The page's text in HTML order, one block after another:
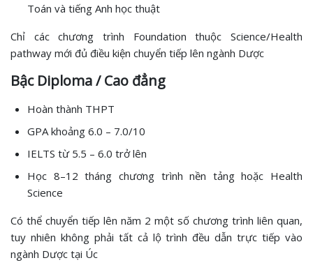
Toán và tiếng Anh học thuật
Chỉ các chương trình Foundation thuộc Science/Health
pathway mới đủ điều kiện chuyển tiếp lên ngành Dược
Bậc Diploma / Cao đẳng
Hoàn thành THPT
GPA khoảng 6.0 – 7.0/10
IELTS từ 5.5 – 6.0 trở lên
Học 8–12 tháng chương trình nền tảng hoặc Health
Science
Có thể chuyển tiếp lên năm 2 một số chương trình liên quan,
tuy nhiên không phải tất cả lộ trình đều dẫn trực tiếp vào
ngành Dược tại Úc